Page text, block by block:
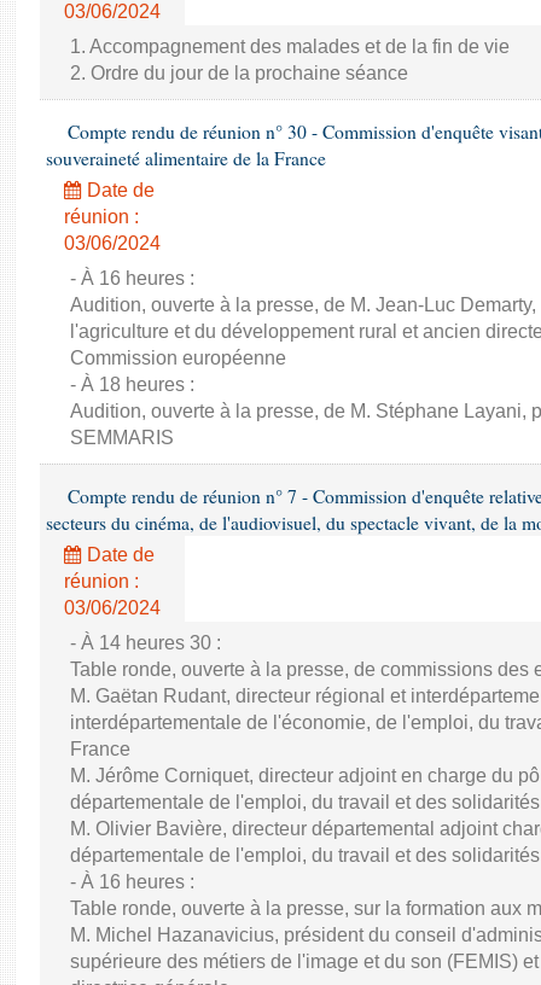
03/06/2024
1. Accompagnement des malades et de la fin de vie
2. Ordre du jour de la prochaine séance
Compte rendu de réunion n° 30 - Commission d'enquête
souveraineté alimentaire de la France
Date de
réunion :
03/06/2024
- À 16 heures :
Audition, ouverte à la presse, de M. Jean-Luc
l'agriculture et du développement rural et ancien
Commission européenne
- À 18 heures :
Audition, ouverte à la presse, de M. Stéphane Layani,
SEMMARIS
Compte rendu de réunion n° 7 - Commission d'enquête
secteurs du cinéma, de l'audiovisuel, du spectacle vivant, de la
Date de
réunion :
03/06/2024
- À 14 heures 30 :
Table ronde, ouverte à la presse, de commissions des
M. Gaëtan Rudant, directeur régional et
interdépartementale de l'économie, de l'emploi, du
France
M. Jérôme Corniquet, directeur adjoint en charge du
départementale de l'emploi, du travail et des
M. Olivier Bavière, directeur départemental adjoint
départementale de l'emploi, du travail et des
- À 16 heures :
Table ronde, ouverte à la presse, sur la formation aux
M. Michel Hazanavicius, président du conseil
supérieure des métiers de l'image et du son (FEMIS)